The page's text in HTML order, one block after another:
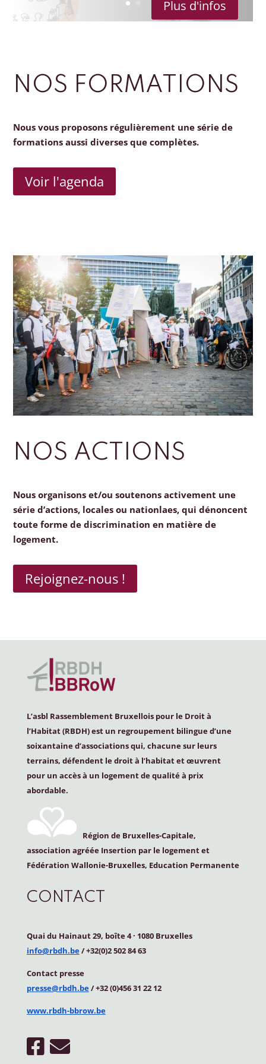
Plus d'infos
NOS FORMATIONS
Nous vous proposons régulièrement une série de
formations aussi diverses que complètes.
Voir l'agenda
NOS ACTIONS
Nous organisons et/ou soutenons activement une
série d’actions, locales ou nationlaes, qui dénoncent
toute forme de discrimination en matière de
logement.
Rejoignez-nous !
L’asbl Rassemblement Bruxellois pour le Droit à
l’Habitat (RBDH) est un regroupement bilingue d’une
soixantaine d’associations qui, chacune sur leurs
terrains, défendent le droit à l’habitat et œuvrent
pour un accès à un logement de qualité à prix
abordable.
Région de Bruxelles-Capitale,
association agréée Insertion par le logement et
Fédération Wallonie-Bruxelles, Education Permanente
CONTACT
Quai du Hainaut 29, boîte 4· 1080 Bruxelles
info@rbdh.be/ +32(0)2 502 84 63
Contact presse
presse@rbdh.be/ +32 (0)456 31 22 12
www.rbdh-bbrow.be